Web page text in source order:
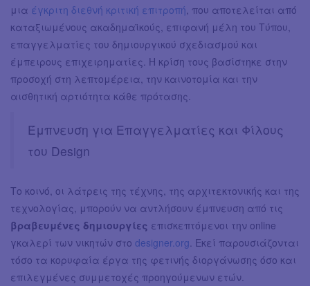
μια έγκριτη διεθνή κριτική επιτροπή , που αποτελείται από
καταξιωμένους ακαδημαϊκούς, επιφανή μέλη του Τύπου,
επαγγελματίες του δημιουργικού σχεδιασμού και
έμπειρους επιχειρηματίες. Η κρίση τους βασίστηκε στην
προσοχή στη λεπτομέρεια, την καινοτομία και την
αισθητική αρτιότητα κάθε πρότασης.
Έμπνευση για Επαγγελματίες και Φίλους
του Design
Το κοινό, οι λάτρεις της τέχνης, της αρχιτεκτονικής και της
τεχνολογίας, μπορούν να αντλήσουν έμπνευση από τις
βραβευμένες δημιουργίες επισκεπτόμενοι την online
γκαλερί των νικητών στο designer.org . Εκεί παρουσιάζονται
τόσο τα κορυφαία έργα της φετινής διοργάνωσης όσο και
επιλεγμένες συμμετοχές προηγούμενων ετών.